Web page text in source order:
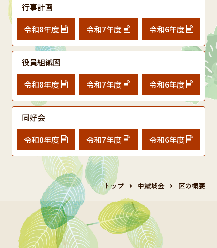
行事計画
令和8年度
令和7年度 令和6年度
役員組織図
令和8年度
令和7年度 令和6年度
同好会
令和8年度
令和7年度 令和6年度
トップ 中鯱城会 区の概要